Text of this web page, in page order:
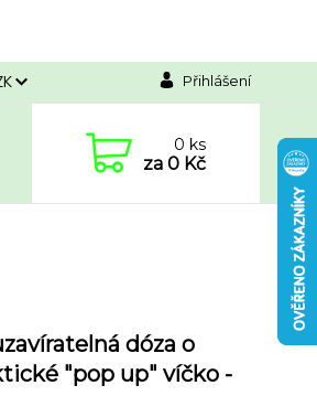
Přihlášení
0ks
za 0 Kč
dóza o
"pop up" víčko -